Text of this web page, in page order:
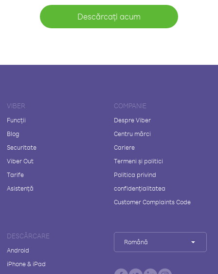
Descărcați acum
VIBER
Funcții
Blog
Securitate
Viber Out
Tarife
Asistență
COMPANIE
Despre Viber
Centru mărci
Cariere
Termeni și politici
Politica privind
confidențialitatea
Customer Complaints Code
DESCĂRCARE
Android
iPhone & iPad
Română